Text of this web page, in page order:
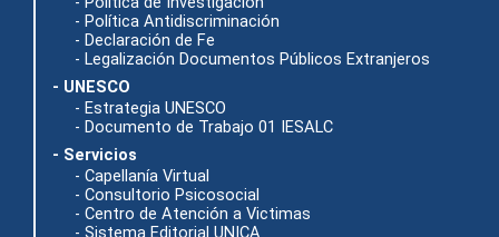
- Política Antidiscriminación
- Declaración de Fe
- Legalización Documentos Públicos Extranjeros
- UNESCO
- Estrategia UNESCO
- Documento de Trabajo 01 IESALC
- Servicios
- Capellanía Virtual
- Consultorio Psicosocial
- Centro de Atención a Victimas
- Sistema Editorial UNICA